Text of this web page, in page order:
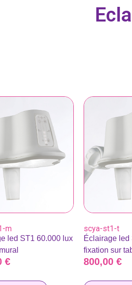
m
led ST1 60.000 lux
€
scya-st1-t
Éclairage led
fixation sur
800,00 €